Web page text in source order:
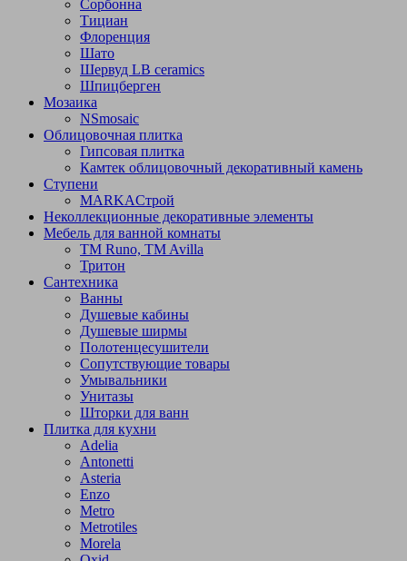
Сорбонна
Тициан
Флоренция
Шато
Шервуд LB ceramics
Шпицберген
Мозаика
NSmosaic
Облицовочная плитка
Гипсовая плитка
Камтек облицовочный декоративный камень
Ступени
МARKAСтрой
Неколлекционные декоративные элементы
Мебель для ванной комнаты
TM Runo, TM Avilla
Тритон
Сантехника
Ванны
Душевые кабины
Душевые ширмы
Полотенцесушители
Сопутствующие товары
Умывальники
Унитазы
Шторки для ванн
Плитка для кухни
Adelia
Antonetti
Asteria
Enzo
Metro
Metrotiles
Morela